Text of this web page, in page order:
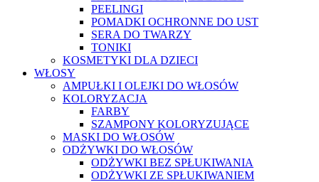
PEELINGI
POMADKI OCHRONNE DO UST
SERA DO TWARZY
TONIKI
KOSMETYKI DLA DZIECI
WŁOSY
AMPUŁKI I OLEJKI DO WŁOSÓW
KOLORYZACJA
FARBY
SZAMPONY KOLORYZUJĄCE
MASKI DO WŁOSÓW
ODŻYWKI DO WŁOSÓW
ODŻYWKI BEZ SPŁUKIWANIA
ODŻYWKI ZE SPŁUKIWANIEM